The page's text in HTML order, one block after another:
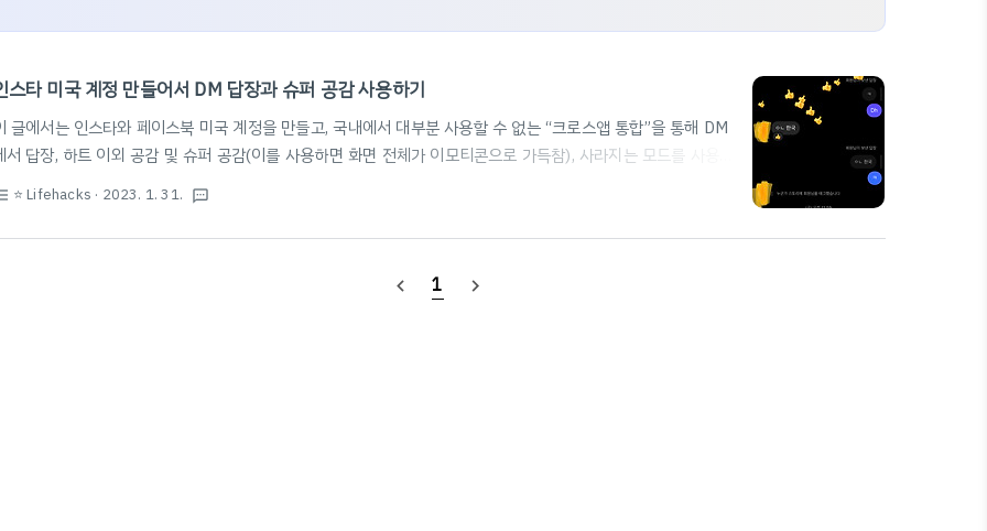
스타 미국 계정 만들어서 DM 답장과 슈퍼 공감 사용하기
글에서는 인스타와 페이스북 미국 계정을 만들고, 국내에서 대부분 사용할 수 없는 “크로스앱 통합”을 통해 DM
서 답장, 하트 이외 공감 및 슈퍼 공감(이를 사용하면 화면 전체가 이모티콘으로 가득참), 사라지는 모드를 사용할
수 있는 방법을 소개합니다. 기존에 사용하던 폰은 지역이 한국으로 되어 있고, 이는 임의로 변경하기 어려우므로
가상 기기를 통해 미국 계정을 새로 만들어야 합니다. 간단히 방법을 소개하자면 다음과 같습니다. 1. PC에 안드로
드 에뮬레이터 설치 2. 에뮬레이터에 Instagram, Chrome, VPN 앱 설치 3. VPN을 이용해 IP 위치를 미국으
⭐️ Lifehacks · 2023. 1. 31. textsms
navigate_before 1 navigate_next